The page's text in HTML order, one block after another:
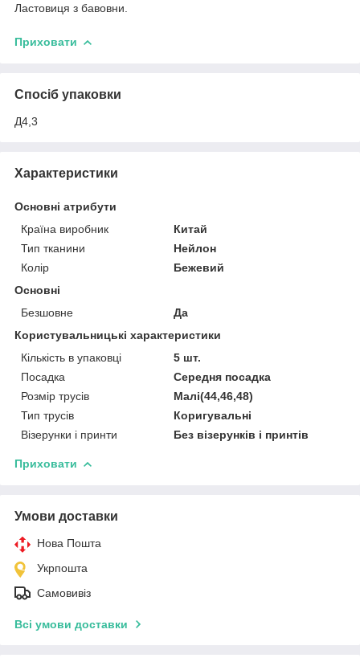
Ластовиця з бавовни.
Приховати
Спосіб упаковки
Д4,3
Характеристики
Основні атрибути
Країна виробник
Китай
Тип тканини
Нейлон
Колір
Бежевий
Основні
Безшовне
Да
Користувальницькі характеристики
Кількість в упаковці
5 шт.
Посадка
Середня посадка
Розмір трусів
Малі(44,46,48)
Тип трусів
Коригувальні
Візерунки і принти
Без візерунків і принтів
Приховати
Умови доставки
Нова Пошта
Укрпошта
Самовивіз
Всі умови доставки